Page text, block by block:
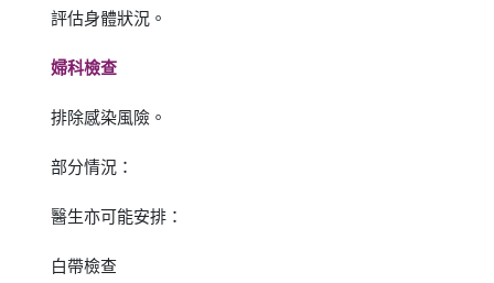
評估身體狀況。
婦科檢查
排除感染風險。
部分情況：
醫生亦可能安排：
白帶檢查